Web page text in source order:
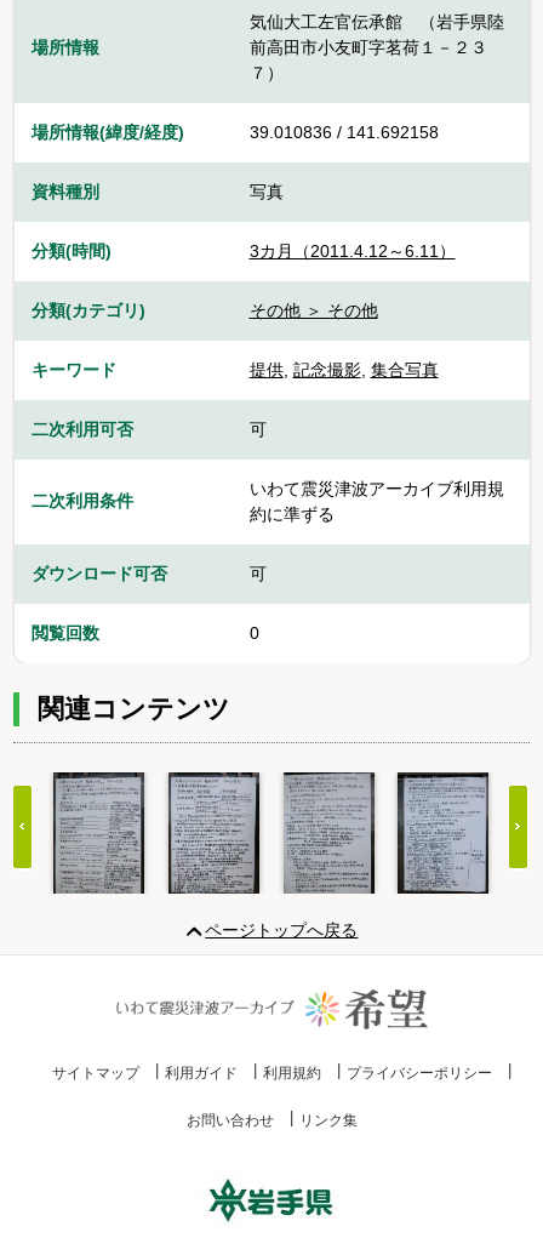
場所情報
気仙大工左官伝承館 （岩手県陸
前高田市小友町字茗荷１－２３
７）
場所情報(緯度/経度) 39.010836 / 141.692158
資料種別 写真
分類(時間) 3カ月（2011.4.12～6.11）
分類(カテゴリ) その他 ＞ その他
キーワード 提供, 記念撮影, 集合写真
二次利用可否 可
二次利用条件
いわて震災津波アーカイブ利用規
約に準ずる
ダウンロード可否 可
閲覧回数 0
関連コンテンツ
20
ページトップへ戻る
サイトマップ 利用ガイド 利用規約 プライバシーポリシー
お問い合わせ リンク集